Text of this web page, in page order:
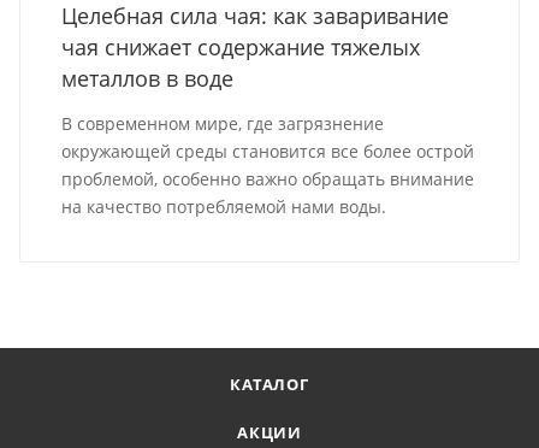
Целебная сила чая: как заваривание
чая снижает содержание тяжелых
металлов в воде
В современном мире, где загрязнение
окружающей среды становится все более острой
проблемой, особенно важно обращать внимание
на качество потребляемой нами воды.
КАТАЛОГ
АКЦИИ